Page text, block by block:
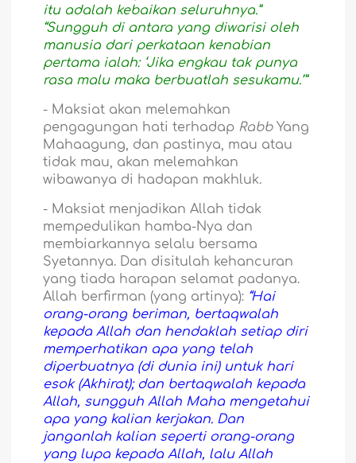
itu adalah kebaikan seluruhnya.”
“Sungguh di antara yang diwarisi oleh
manusia dari perkataan kenabian
pertama ialah: ‘Jika engkau tak punya
rasa malu maka berbuatlah sesukamu.’”
- Maksiat akan melemahkan
pengagungan hati terhadap RabbYang
Mahaagung, dan pastinya, mau atau
tidak mau, akan melemahkan
wibawanya di hadapan makhluk.
- Maksiat menjadikan Allah tidak
mempedulikan hamba-Nya dan
membiarkannya selalu bersama
Syetannya. Dan disitulah kehancuran
yang tiada harapan selamat padanya.
Allah berfirman (yang artinya): “Hai
orang-orang beriman, bertaqwalah
kepada Allah dan hendaklah setiap diri
memperhatikan apa yang telah
diperbuatnya (di dunia ini) untuk hari
esok (Akhirat); dan bertaqwalah kepada
Allah, sungguh Allah Maha mengetahui
apa yang kalian kerjakan. Dan
janganlah kalian seperti orang-orang
yang lupa kepada Allah, lalu Allah